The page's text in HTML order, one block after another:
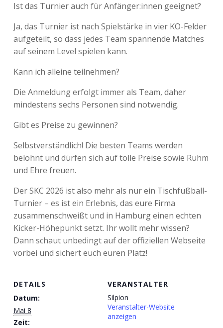
Ist das Turnier auch für Anfänger:innen geeignet?
Ja, das Turnier ist nach Spielstärke in vier KO-Felder
aufgeteilt, so dass jedes Team spannende Matches
auf seinem Level spielen kann.
Kann ich alleine teilnehmen?
Die Anmeldung erfolgt immer als Team, daher
mindestens sechs Personen sind notwendig.
Gibt es Preise zu gewinnen?
Selbstverständlich! Die besten Teams werden
belohnt und dürfen sich auf tolle Preise sowie Ruhm
und Ehre freuen.
Der SKC 2026 ist also mehr als nur ein Tischfußball-
Turnier – es ist ein Erlebnis, das eure Firma
zusammenschweißt und in Hamburg einen echten
Kicker-Höhepunkt setzt. Ihr wollt mehr wissen?
Dann schaut unbedingt auf der offiziellen Webseite
vorbei und sichert euch euren Platz!
DETAILS
Datum:
Mai 8
Zeit:
VERANSTALTER
Silpion
Veranstalter-Website
anzeigen